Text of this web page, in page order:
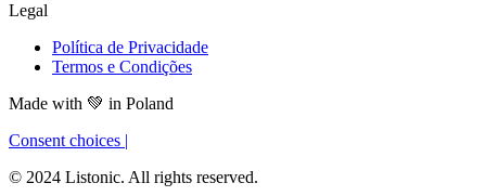
Legal
Política de Privacidade
Termos e Condições
Made with 💚 in Poland
Consent choices |
© 2024 Listonic. All rights reserved.